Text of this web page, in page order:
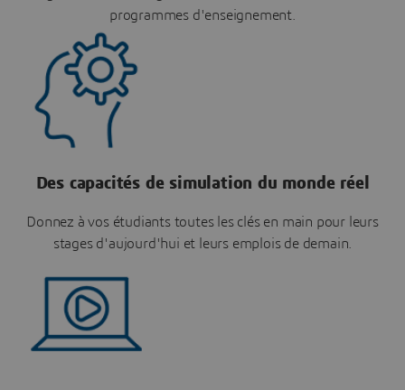
programmes d'enseignement.
Des capacités de simulation du monde réel
Donnez à vos étudiants toutes les clés en main pour leurs
stages d'aujourd'hui et leurs emplois de demain.